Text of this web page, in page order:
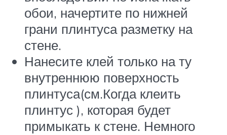
обои, начертите по нижней
грани плинтуса разметку на
стене.
Нанесите клей только на ту
внутреннюю поверхность
плинтуса(см.Когда клеить
плинтус ), которая будет
примыкать к стене. Немного